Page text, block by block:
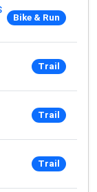
Bike & Run
Trail
Trail
Trail